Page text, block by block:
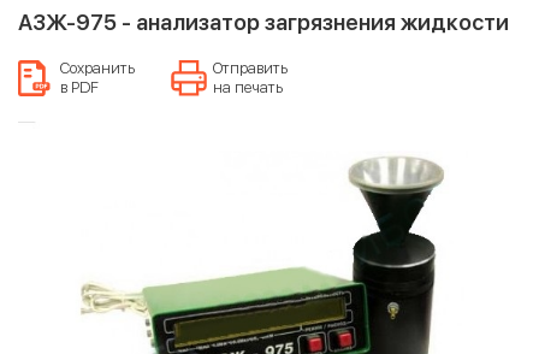
АЗЖ-975 - анализатор загрязнения жидкости
Сохранить
в PDF
Отправить
на печать